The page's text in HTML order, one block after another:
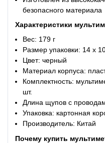
безопасного материала
Характеристики
Вес: 179 г
Размер упаковки: 14 х
Цвет: черный
Материал корпуса:
Комплектность:
шт.
Длина щупов с
Упаковка: картонная
Производитель: Китай
Почему купить